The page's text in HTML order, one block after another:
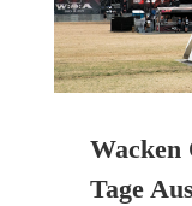
Wacken
Tage